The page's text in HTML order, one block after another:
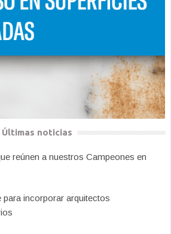
Últimas noticias
reúnen a nuestros Campeones en
incorporar arquitectos